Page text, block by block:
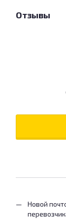
Отзывы
Новой